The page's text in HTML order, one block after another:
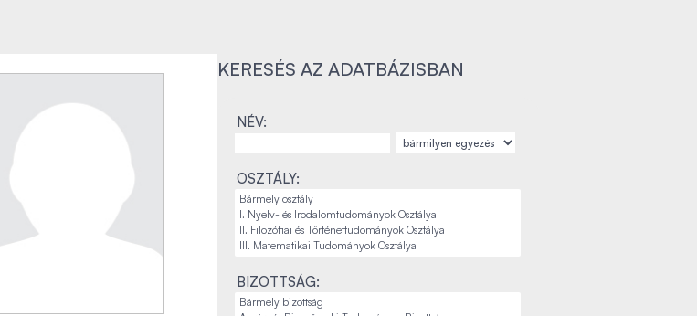
KERESÉS AZ ADATBÁZISBAN
NÉV:
OSZTÁLY:
BIZOTTSÁG: